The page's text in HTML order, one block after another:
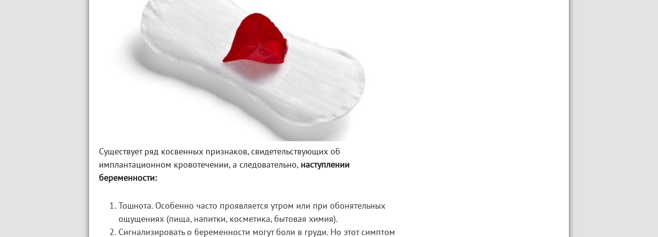
Существует ряд косвенных признаков, свидетельствующих об
имплантационном кровотечении, а следовательно, наступлении
беременности:
Тошнота. Особенно часто проявляется утром или при обонятельных
ощущениях (пища, напитки, косметика, бытовая химия).
Сигнализировать о беременности могут боли в груди. Но этот симптом